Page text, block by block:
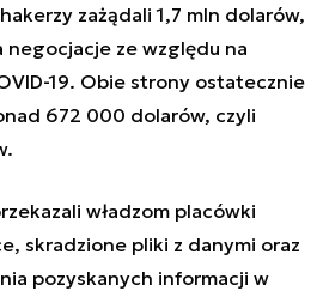
zażądali 1,7 mln dolarów,
ze względu na
19. Obie strony ostatecznie
672 000 dolarów, czyli
władzom placówki
skradzione pliki z danymi oraz
pozyskanych informacji w